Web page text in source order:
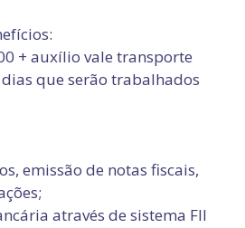
+ auxílio vale transporte
que serão trabalhados
emissão de notas fiscais,
através de sistema Fll